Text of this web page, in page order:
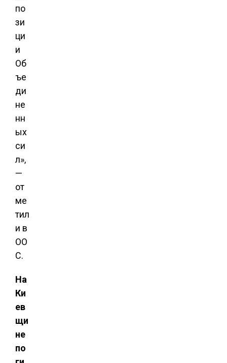
по
зи
ци
и
Об
ъе
ди
не
нн
ых
си
л»,
—
от
ме
тил
и в
ОО
С.
На
Ки
ев
щи
не
по